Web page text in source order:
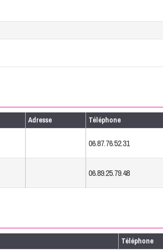
Adresse Téléphone
06.87.76.52.31
06.89.25.79.48
Téléphone